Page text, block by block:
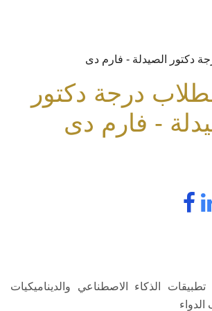
دكتور الصيدلة - فارم دى
درجة دكتور
- فارم دى
الذكاء الاصطناعي والديناميكيات